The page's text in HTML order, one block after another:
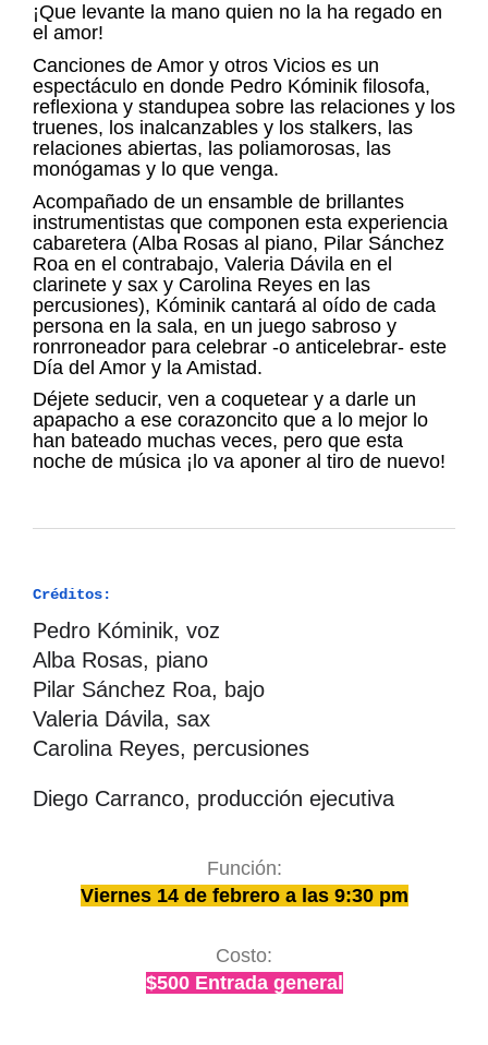
¡Que levante la mano quien no la ha regado en
el amor!
Canciones de Amor y otros Vicios es un
espectáculo en donde Pedro Kóminik filosofa,
reflexiona y standupea sobre las relaciones y los
truenes, los inalcanzables y los stalkers, las
relaciones abiertas, las poliamorosas, las
monógamas y lo que venga.
Acompañado de un ensamble de brillantes
instrumentistas que componen esta experiencia
cabaretera (Alba Rosas al piano, Pilar Sánchez
Roa en el contrabajo, Valeria Dávila en el
clarinete y sax y Carolina Reyes en las
percusiones), Kóminik cantará al oído de cada
persona en la sala, en un juego sabroso y
ronrroneador para celebrar -o anticelebrar- este
Día del Amor y la Amistad.
Déjete seducir, ven a coquetear y a darle un
apapacho a ese corazoncito que a lo mejor lo
han bateado muchas veces, pero que esta
noche de música ¡lo va aponer al tiro de nuevo!
Créditos:
Pedro Kóminik, voz
Alba Rosas, piano
Pilar Sánchez Roa, bajo
Valeria Dávila, sax
Carolina Reyes, percusiones
Diego Carranco, producción ejecutiva
Función:
Viernes 14 de febrero a las 9:30 pm
Costo:
$500 Entrada general